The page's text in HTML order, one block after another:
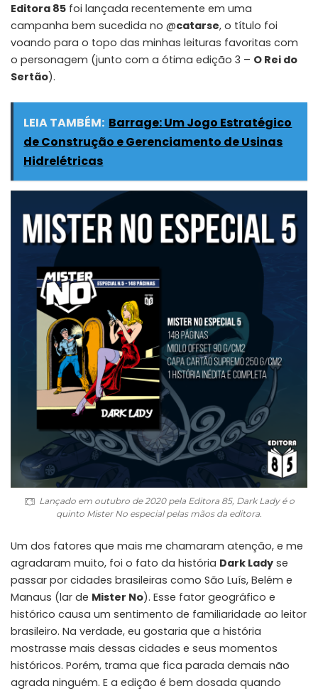
Editora 85 foi lançada recentemente em uma
campanha bem sucedida no @catarse, o título foi
voando para o topo das minhas leituras favoritas com
o personagem (junto com a ótima edição 3 – O Rei do
Sertão).
LEIA TAMBÉM: Barrage: Um Jogo Estratégico
de Construção e Gerenciamento de Usinas
Hidrelétricas
Lançado em outubro de 2020 pela Editora 85, Dark Lady é o
quinto Mister No especial pelas mãos da editora.
Um dos fatores que mais me chamaram atenção, e me
agradaram muito, foi o fato da história Dark Lady se
passar por cidades brasileiras como São Luís, Belém e
Manaus (lar de Mister No). Esse fator geográfico e
histórico causa um sentimento de familiaridade ao leitor
brasileiro. Na verdade, eu gostaria que a história
mostrasse mais dessas cidades e seus momentos
históricos. Porém, trama que fica parada demais não
agrada ninguém. E a edição é bem dosada quando